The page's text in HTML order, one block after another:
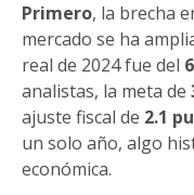
Primero, la brecha
mercado se ha
real de 2024 fue del
analistas, la meta de
ajuste fiscal de 2.1
un solo año, algo
económica.